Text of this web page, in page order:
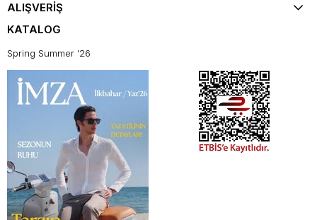
ALIŞVERİŞ
KATALOG
Spring Summer '26